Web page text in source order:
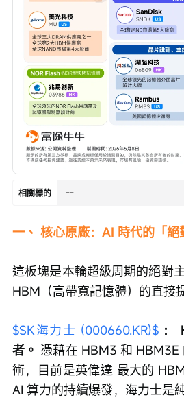
相關標的 --
一、 核心原廠：AI 時代的「絕
這板塊是本輪超級周期的絕對
HBM（高帶寬記憶體）的直接
$SK海力士 (000660.KR)$ ：
者。 憑藉在 HBM3 和 HBM3E
術，目前是英偉達 最大的
AI 算力的持續爆發，海力士是